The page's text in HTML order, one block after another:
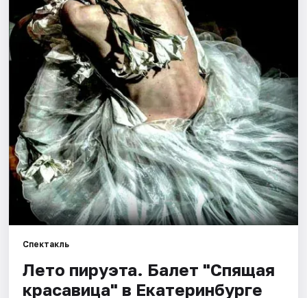
Города
Площадки
Артисты
Рейтинги
Спектакль
Лето пируэта. Балет "Спящая
красавица" в Екатеринбурге